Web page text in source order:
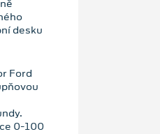
desku
Ford
0-100